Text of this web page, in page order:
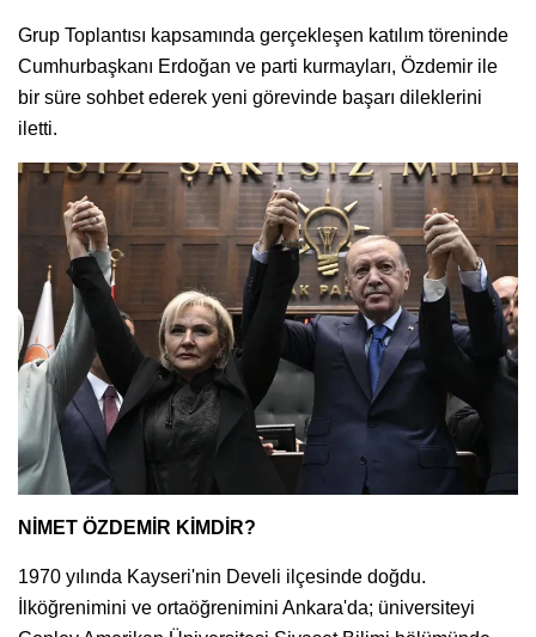
Grup Toplantısı kapsamında gerçekleşen katılım töreninde
Cumhurbaşkanı Erdoğan ve parti kurmayları, Özdemir ile
bir süre sohbet ederek yeni görevinde başarı dileklerini
iletti.
NİMET ÖZDEMİR KİMDİR?
1970 yılında Kayseri'nin Develi ilçesinde doğdu.
İlköğrenimini ve ortaöğrenimini Ankara'da; üniversiteyi